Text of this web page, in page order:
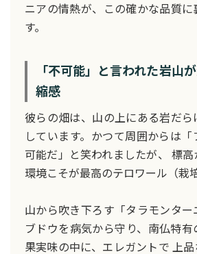
ニアの情熱が、この確かな品質に
す。
「不可能」と言われた岩山
縮感
彼らの畑は、山の上にある岩だら
しています。かつて周囲からは
可能だ」と笑われましたが、 標
環境こそが最高のテロワール（栽
山から吹き下ろす「タラモンター
ブドウを病気から守り、南仏特
果実味の中に、エレガントで 上